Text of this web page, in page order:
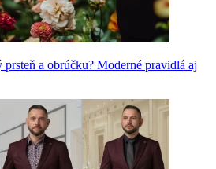
a obrúčku? Moderné pravidlá aj